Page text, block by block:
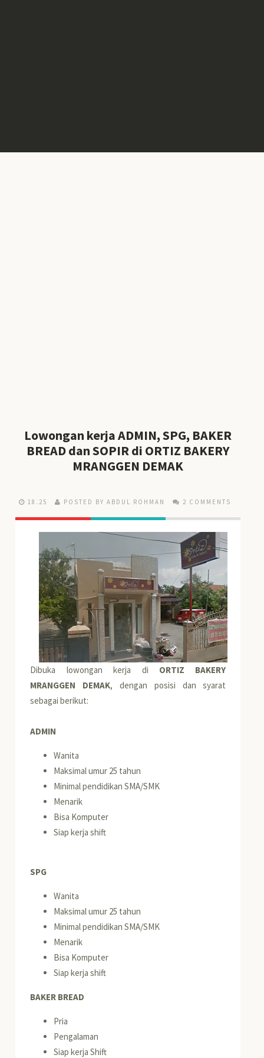
Lowongan kerja ADMIN, SPG, BAKER
BREAD dan SOPIR di ORTIZ BAKERY
MRANGGEN DEMAK
18.25 POSTED BY ABDUL ROHMAN 2 COMMENTS
Dibuka lowongan kerja di ORTIZ BAKERY
MRANGGEN DEMAK, dengan posisi dan syarat
sebagai berikut:
ADMIN
Wanita
Maksimal umur 25 tahun
Minimal pendidikan SMA/SMK
Menarik
Bisa Komputer
Siap kerja shift
SPG
Wanita
Maksimal umur 25 tahun
Minimal pendidikan SMA/SMK
Menarik
Bisa Komputer
Siap kerja shift
BAKER BREAD
Pria
Pengalaman
Siap kerja Shift